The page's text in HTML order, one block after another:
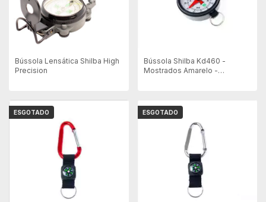
Bússola Lensática Shilba High
Precision
Bússola Shilba Kd460 -
Mostrados Amarelo -
ESGOTADO ESGOTADO